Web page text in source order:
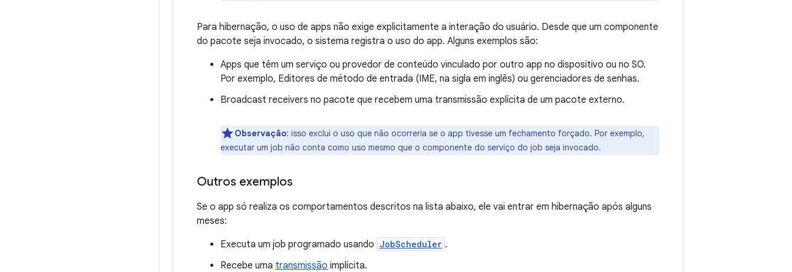
Para hibernação, o uso de apps não exige explicitamente a interação do usuário. Desde que um componente
do pacote seja invocado, o sistema registra o uso do app. Alguns exemplos são:
Apps que têm um serviço ou provedor de conteúdo vinculado por outro app no dispositivo ou no SO.
Por exemplo, Editores de método de entrada (IME, na sigla em inglês) ou gerenciadores de senhas.
Broadcast receivers no pacote que recebem uma transmissão explícita de um pacote externo.
Observação: isso exclui o uso que não ocorreria se o app tivesse um fechamento forçado. Por exemplo,
executar um job não conta como uso mesmo que o componente do serviço do job seja invocado.
Outros exemplos
Se o app só realiza os comportamentos descritos na lista abaixo, ele vai entrar em hibernação após alguns
meses:
Executa um job programado usando JobScheduler .
Recebe uma transmissão implícita.